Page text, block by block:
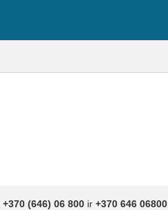
+370 (646) 06 800 ir +370 646 06800